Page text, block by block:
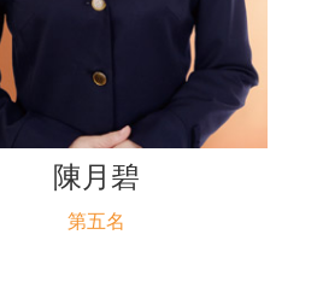
陳月碧
第五名